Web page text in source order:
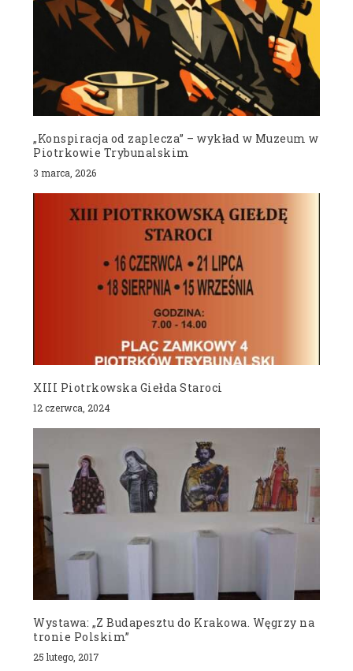
„Konspiracja od zaplecza” – wykład w Muzeum w
Piotrkowie Trybunalskim
3 marca, 2026
XIII Piotrkowska Giełda Staroci
12 czerwca, 2024
Wystawa: „Z Budapesztu do Krakowa. Węgrzy na
tronie Polskim”
25 lutego, 2017